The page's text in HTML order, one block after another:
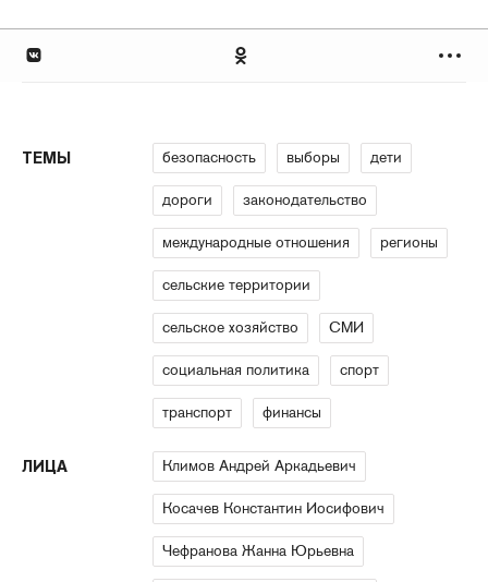
ТЕМЫ безопасность выборы дети
дороги законодательство
международные отношения регионы
сельские территории
сельское хозяйство СМИ
социальная политика спорт
транспорт финансы
ЛИЦА Климов Андрей Аркадьевич
Косачев Константин Иосифович
Чефранова Жанна Юрьевна